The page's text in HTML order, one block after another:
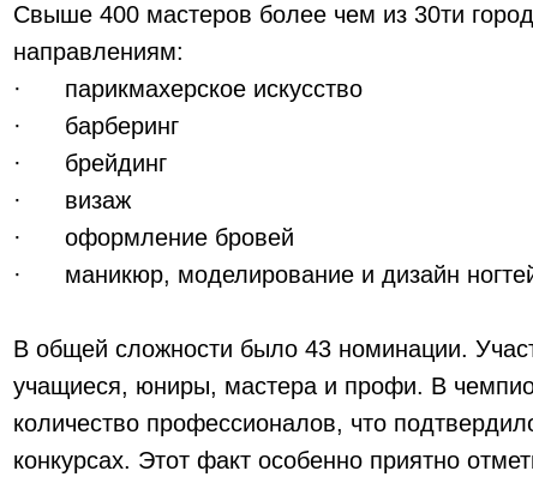
Свыше 400 мастеров более чем из 30ти
направлениям:
· парикмахерское искусство
· барберинг
· брейдинг
· визаж
· оформление бровей
· маникюр, моделирование и дизайн
В общей сложности было 43 номинации.
учащиеся, юниры, мастера и профи. В
количество профессионалов, что
конкурсах. Этот факт особенно приятно